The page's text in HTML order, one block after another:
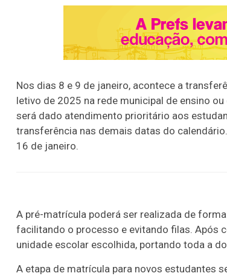
Nos dias 8 e 9 de janeiro, acontece a
letivo de 2025 na rede municipal de ensino
será dado atendimento prioritário aos
transferência nas demais datas do
16 de janeiro.
A pré-matrícula poderá ser realizada de
facilitando o processo e evitando filas. Após
unidade escolar escolhida, portando toda a
A etapa de matrícula para novos estudantes